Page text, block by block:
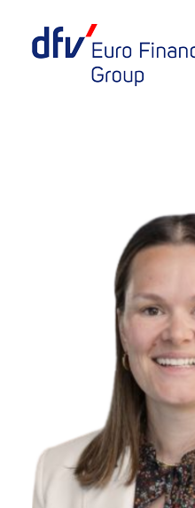
European Banker of the Year
Search